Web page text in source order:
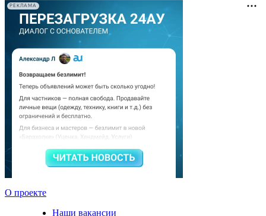
РЕКЛАМА
О проекте
Наши вакансии